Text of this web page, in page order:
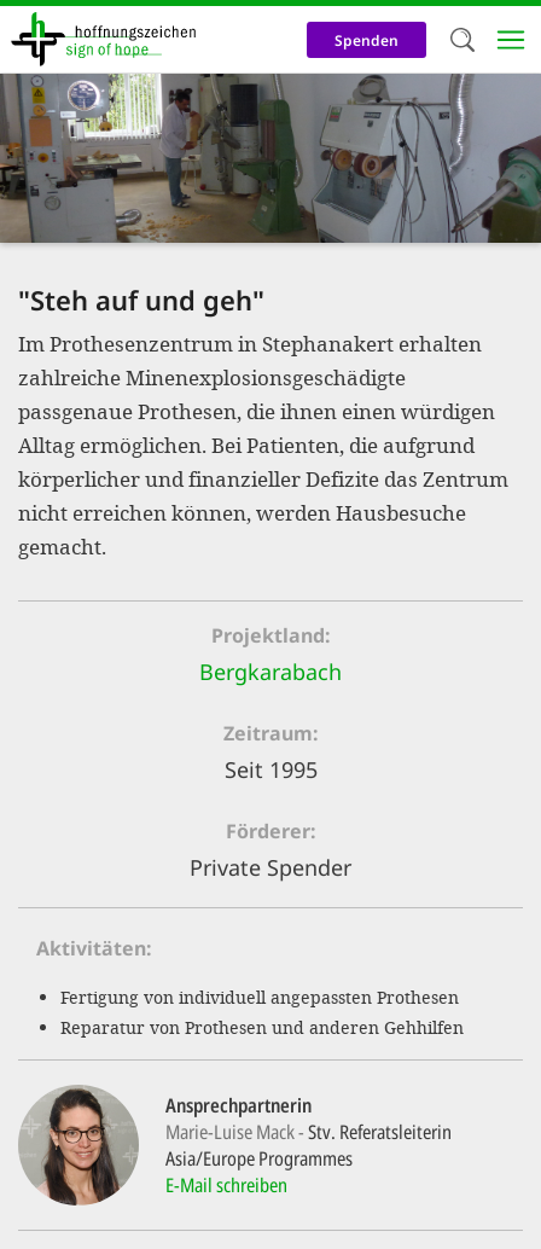
Direkt
zum
Inhalt
Spenden
"Steh auf und geh"
Im Prothesenzentrum in Stephanakert erhalten
zahlreiche Minenexplosionsgeschädigte
passgenaue Prothesen, die ihnen einen würdigen
Alltag ermöglichen. Bei Patienten, die aufgrund
körperlicher und finanzieller Defizite das Zentrum
nicht erreichen können, werden Hausbesuche
gemacht.
Projektland
Bergkarabach
Zeitraum
Seit 1995
Förderer
Private Spender
Aktivitäten
Fertigung von individuell angepassten Prothesen
Reparatur von Prothesen und anderen Gehhilfen
Ansprechpartnerin
Marie-Luise Mack Stv. Referatsleiterin
Asia/Europe Programmes
E-Mail schreiben
Herzlich
Wir
auf
Neben
helfen
Online-
Sie
ALLEN